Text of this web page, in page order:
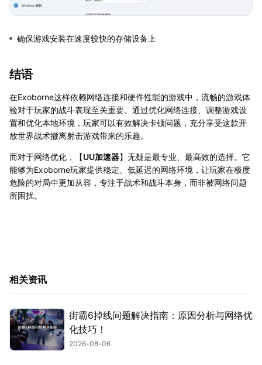
确保游戏安装在速度较快的存储设备上
结语
在Exoborne这样依赖网络连接和硬件性能的游戏中，流畅的游戏体
验对于玩家的战斗表现至关重要。通过优化网络连接、调整游戏设
置和优化本地环境，玩家可以有效解决卡顿问题，充分享受这款开
放世界战术撤离射击游戏带来的乐趣。
而对于网络优化，【UU加速器】无疑是最专业、最高效的选择。它
能够为Exoborne玩家提供稳定、低延迟的网络环境，让玩家在极度
危险的对局中更加从容，专注于战术和战斗本身，而非被网络问题
所困扰。
相关资讯
街霸6掉线问题解决指南：原因分析与网络优
化技巧！
2026-08-06